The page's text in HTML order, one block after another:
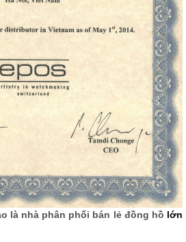
là nhà phân phối bán lẻ đồng hồ lớn